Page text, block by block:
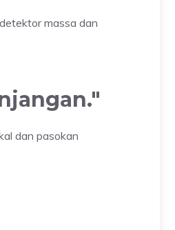
detektor massa dan
"
dan pasokan